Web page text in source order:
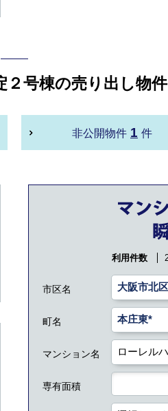
２号棟の売り出し物件
非公開物件 1 件
利用件数
市区名
町名
マンション名
専有面積